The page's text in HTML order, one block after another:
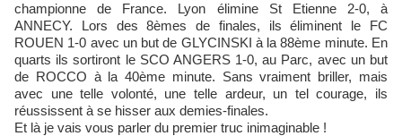
championne de France. Lyon élimine St Etienne 2-0, à
ANNECY. Lors des 8èmes de finales, ils éliminent le FC
ROUEN 1-0 avec un but de GLYCINSKI à la 88ème minute. En
quarts ils sortiront le SCO ANGERS 1-0, au Parc, avec un but
de ROCCO à la 40ème minute. Sans vraiment briller, mais
avec une telle volonté, une telle ardeur, un tel courage, ils
réussissent à se hisser aux demies-finales.
Et là je vais vous parler du premier truc inimaginable !